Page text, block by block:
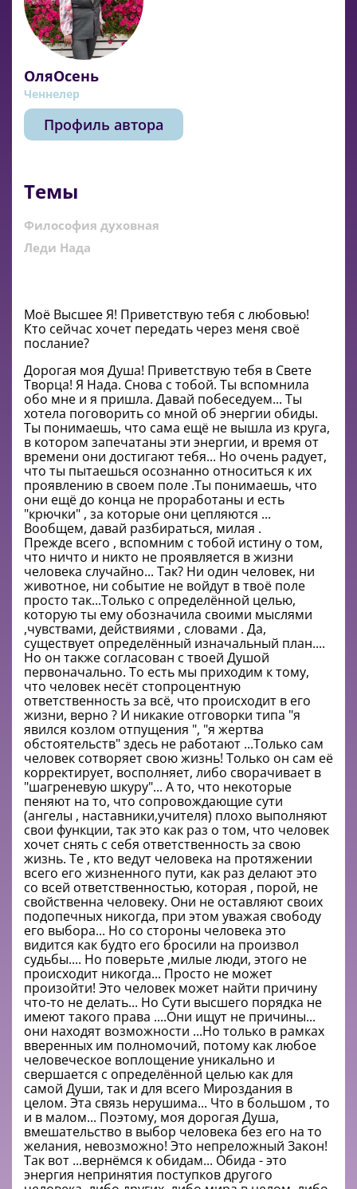
ОляОсень
Ченнелер
Профиль автора
Темы
Философия духовная
Леди Нада
Моё Высшее Я! Приветствую тебя с любовью!
Кто сейчас хочет передать через меня своё
послание?
Дорогая моя Душа! Приветствую тебя в Свете
Творца! Я Нада. Снова с тобой. Ты вспомнила
обо мне и я пришла. Давай побеседуем... Ты
хотела поговорить со мной об энергии обиды.
Ты понимаешь, что сама ещё не вышла из круга,
в котором запечатаны эти энергии, и время от
времени они достигают тебя... Но очень радует,
что ты пытаешься осознанно относиться к их
проявлению в своем поле .Ты понимаешь, что
они ещё до конца не проработаны и есть
"крючки" , за которые они цепляются ...
Вообщем, давай разбираться, милая .
Прежде всего , вспомним с тобой истину о том,
что ничто и никто не проявляется в жизни
человека случайно... Так? Ни один человек, ни
животное, ни событие не войдут в твоё поле
просто так...Только с определённой целью,
которую ты ему обозначила своими мыслями
,чувствами, действиями , словами . Да,
существует определённый изначальный план....
Но он также согласован с твоей Душой
первоначально. То есть мы приходим к тому,
что человек несёт стопроцентную
ответственность за всё, что происходит в его
жизни, верно ? И никакие отговорки типа "я
явился козлом отпущения ", "я жертва
обстоятельств" здесь не работают ...Только сам
человек сотворяет свою жизнь! Только он сам её
корректирует, восполняет, либо сворачивает в
"шагреневую шкуру"... А то, что некоторые
пеняют на то, что сопровождающие сути
(ангелы , наставники,учителя) плохо выполняют
свои функции, так это как раз о том, что человек
хочет снять с себя ответственность за свою
жизнь. Те , кто ведут человека на протяжении
всего его жизненного пути, как раз делают это
со всей ответственностью, которая , порой, не
свойственна человеку. Они не оставляют своих
подопечных никогда, при этом уважая свободу
его выбора... Но со стороны человека это
видится как будто его бросили на произвол
судьбы.... Но поверьте ,милые люди, этого не
происходит никогда... Просто не может
произойти! Это человек может найти причину
что-то не делать... Но Сути высшего порядка не
имеют такого права ....Они ищут не причины...
они находят возможности ...Но только в рамках
вверенных им полномочий, потому как любое
человеческое воплощение уникально и
свершается с определённой целью как для
самой Души, так и для всего Мироздания в
целом. Эта связь нерушима... Что в большом , то
и в малом... Поэтому, моя дорогая Душа,
вмешательство в выбор человека без его на то
желания, невозможно! Это непреложный Закон!
Так вот ...вернёмся к обидам... Обида - это
энергия непринятия поступков другого